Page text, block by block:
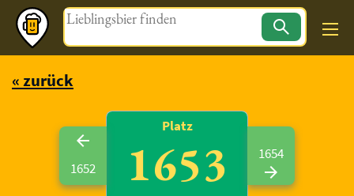
Magazin
« zurück
1652
Platz
1653 1654